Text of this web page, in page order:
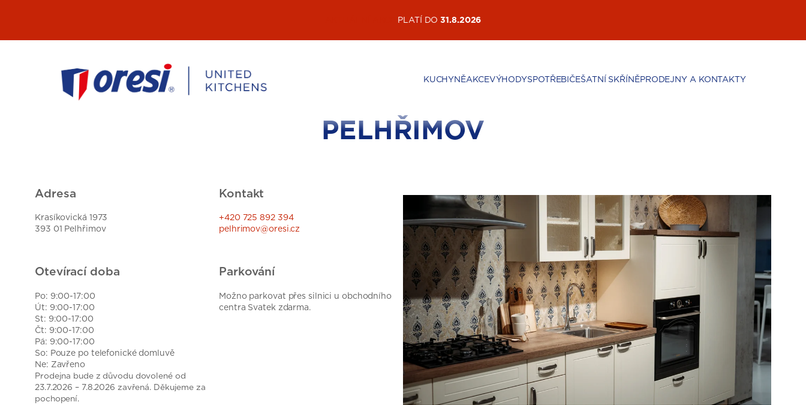
PLATÍ DO31.8.2026
KUCHYNĚAKCEVÝHODYSPOTŘEBIČEŠATNÍ SKŘÍNĚPRODEJNY A KONTAKTY
PELHŘIMOV
Adresa
Krasíkovická 1973
393 01 Pelhřimov
Kontakt
+420 725 892 394
pelhrimov@oresi.cz
Otevírací doba
Po: 9:00-17:00
Út: 9:00-17:00
St: 9:00-17:00
Čt: 9:00-17:00
Pá: 9:00-17:00
So: Pouze po telefonické domluvě
Ne: Zavřeno
Prodejna bude z důvodu dovolené od
23.7.2026 – 7.8.2026 zavřená. Děkujeme za
pochopení.
Parkování
Možno parkovat přes silnici u obchodního
centra Svatek zdarma.